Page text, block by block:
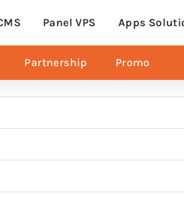
Panel VPS Apps
Partnership Promo